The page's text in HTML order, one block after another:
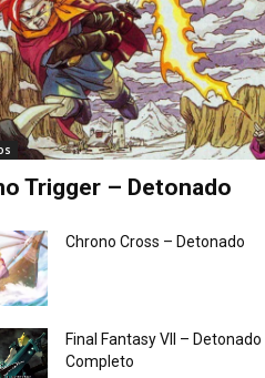
Trigger – Detonado
Chrono Cross – Detonado
Final Fantasy VII – Detonado
Completo